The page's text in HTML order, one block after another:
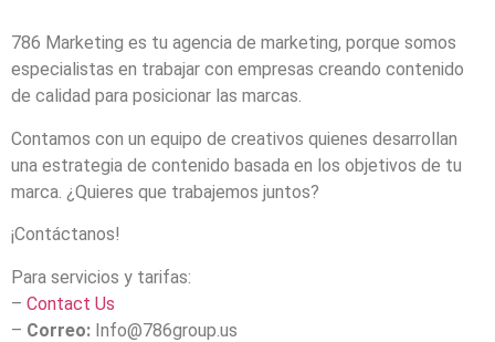
786 Marketing es tu agencia de marketing, porque somos
especialistas en trabajar con empresas creando contenido
de calidad para posicionar las marcas.
Contamos con un equipo de creativos quienes desarrollan
una estrategia de contenido basada en los objetivos de tu
marca. ¿Quieres que trabajemos juntos?
¡Contáctanos!
Para servicios y tarifas:
– Contact Us
– Correo: Info@786group.us